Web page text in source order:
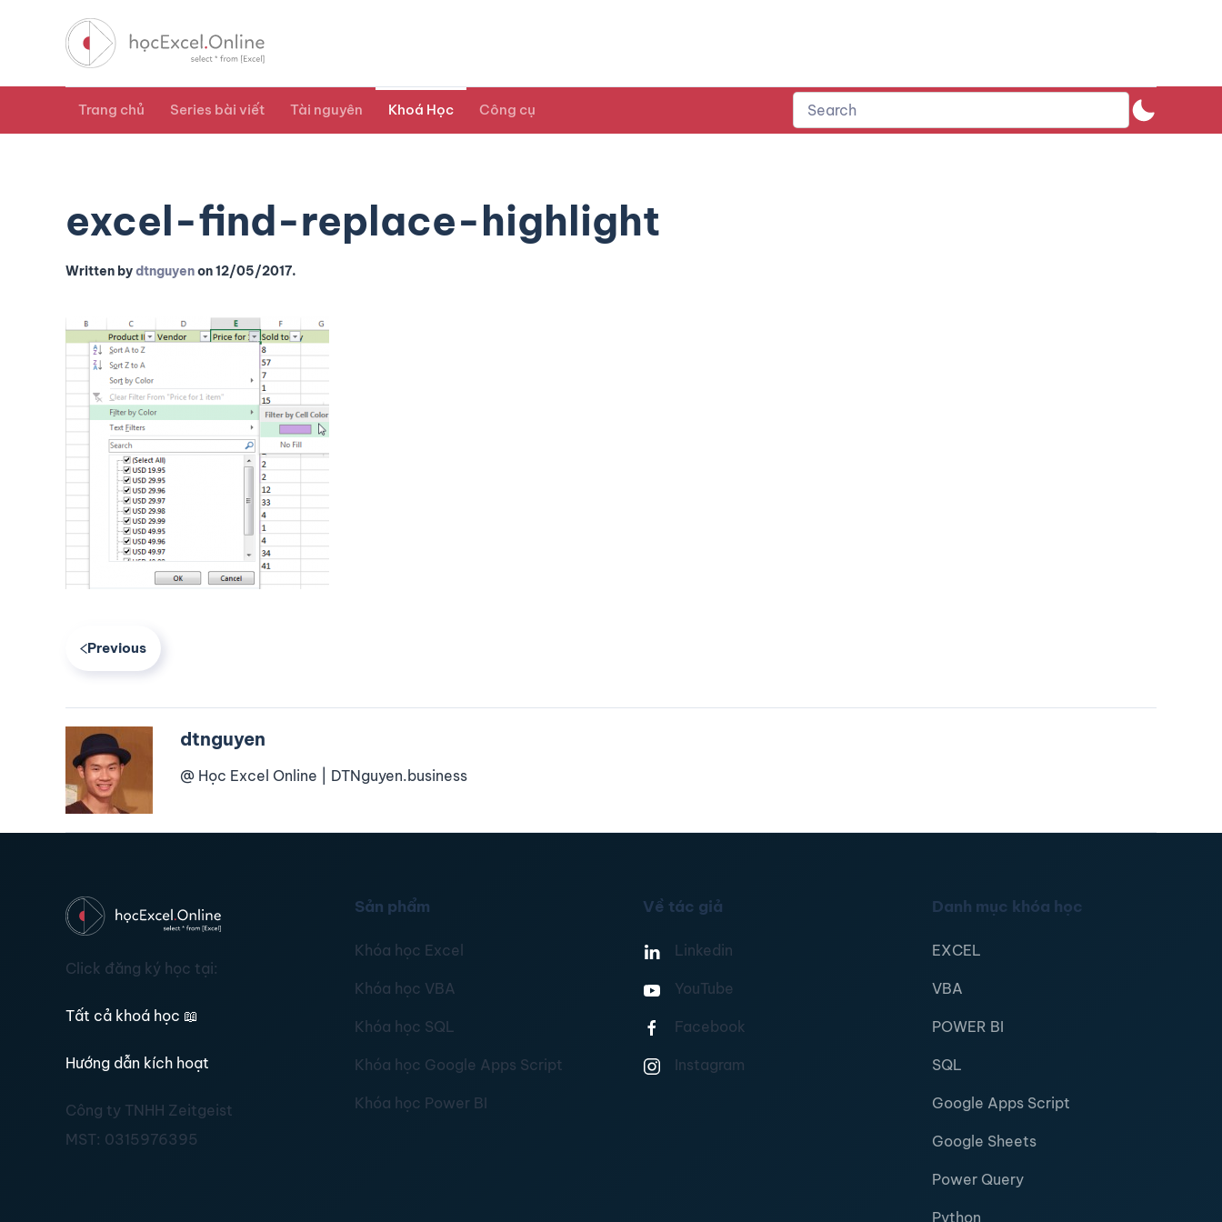
Trang chủ Series bài viết Tài nguyên Khoá Học Công cụ
excel-find-replace-highlight
Written bydtnguyenon12/05/2017.
Previous
dtnguyen
@ Học Excel Online | DTNguyen.business
Click đăng ký học tại:
Tất cả khoá học 📖
Hướng dẫn kích hoạt
Công ty TNHH Zeitgeist
MST: 0315976395
Sản phẩm
Khóa học Excel
Khóa học VBA
Khóa học SQL
Khóa học Google Apps Script
Khóa học Power BI
Về tác giả
Linkedin
YouTube
Facebook
Instagram
Danh mục khóa học
EXCEL
VBA
POWER BI
SQL
Google Apps Script
Google Sheets
Power Query
Python